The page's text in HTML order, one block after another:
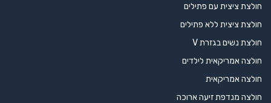
חולצת ציצית עם פתילים
חולצת ציצית ללא פתילים
חולצת נשים בגזרת V
חולצה אמריקאית לילדים
חולצה אמריקאית
חולצה מנדפת זיעה ארוכה